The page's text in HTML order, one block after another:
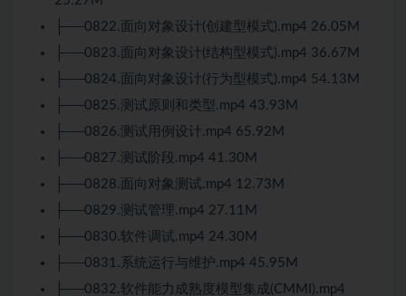
├──0822.面向对象设计(创建型模式).mp4 26.05M
├──0823.面向对象设计(结构型模式).mp4 36.67M
├──0824.面向对象设计(行为型模式).mp4 54.13M
├──0825.测试原则和类型.mp4 43.93M
├──0826.测试用例设计.mp4 65.92M
├──0827.测试阶段.mp4 41.30M
├──0828.面向对象测试.mp4 12.73M
├──0829.测试管理.mp4 27.11M
├──0830.软件调试.mp4 24.30M
├──0831.系统运行与维护.mp4 45.95M
├──0832.软件能力成熟度模型集成(CMMI).mp4